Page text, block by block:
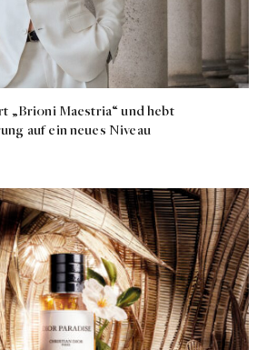
„Brioni Maestria“ und hebt
auf ein neues Niveau